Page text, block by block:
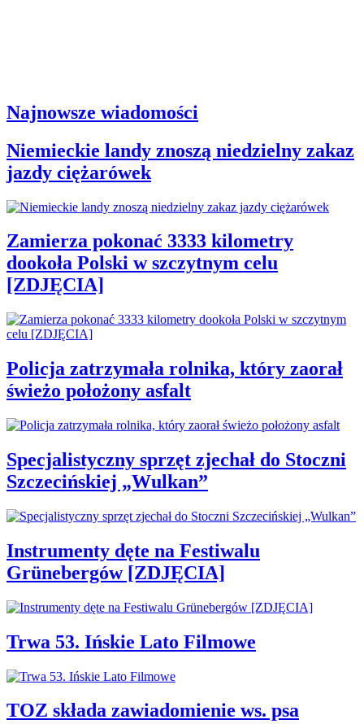
Najnowsze wiadomości
Niemieckie landy znoszą niedzielny zakaz
jazdy ciężarówek
Zamierza pokonać 3333 kilometry
dookoła Polski w szczytnym celu
[ZDJĘCIA]
Policja zatrzymała rolnika, który zaorał
świeżo położony asfalt
Specjalistyczny sprzęt zjechał do Stoczni
Szczecińskiej „Wulkan”
Instrumenty dęte na Festiwalu
Grünebergów [ZDJĘCIA]
Trwa 53. Ińskie Lato Filmowe
TOZ składa zawiadomienie ws. psa